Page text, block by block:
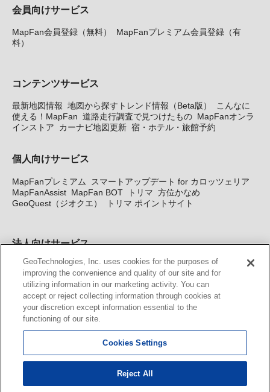
会員向けサービス
MapFan会員登録（無料）
MapFanプレミアム会員登録（有
料）
コンテンツサービス
最新地図情報 地図から探すトレンド情報（Beta版）
こんなに
使える！MapFan 道路走行調査で見つけたもの MapFanオンラ
インストア
カーナビ地図更新 宿・ホテル・旅館予約
個人向けサービス
MapFanプレミアム
スマートアップデート for カロッツェリア
MapFanAssist MapFan BOT トリマ 方位かなめ
GeoQuest（ジオクエ）
トリマ ポイントサイト
法人向けサービス
法人向け地図・位置情報サービス WEBサイト・システム向け地
図API Windows PC向け地図開発キット MapFan DB 住所確認
サービス
MAP WORLD+ トリマ広告 Geo-Research
カーナビ地図更新サービス
MapFan スマートメンバーズ カロッツェリア地図割プラス
KENWOOD MapFan Club
GeoTechnologies, Inc. uses cookies for the purposes of
improving the convenience and quality of our site and for
utilizing information in our marketing activity. You can
accept or reject collecting information through cookies at
your discretion except information essential to the
functioning of our site.
Cookies Settings
Reject All